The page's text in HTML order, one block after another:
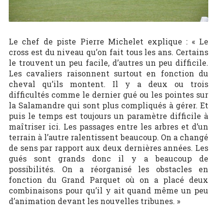
Le chef de piste Pierre Michelet explique : « Le
cross est du niveau qu’on fait tous les ans. Certains
le trouvent un peu facile, d’autres un peu difficile.
Les cavaliers raisonnent surtout en fonction du
cheval qu’ils montent. Il y a deux ou trois
difficultés comme le dernier gué ou les pointes sur
la Salamandre qui sont plus compliqués à gérer. Et
puis le temps est toujours un paramètre difficile à
maîtriser ici. Les passages entre les arbres et d’un
terrain à l’autre ralentissent beaucoup. On a changé
de sens par rapport aux deux dernières années. Les
gués sont grands donc il y a beaucoup de
possibilités. On a réorganisé les obstacles en
fonction du Grand Parquet où on a placé deux
combinaisons pour qu’il y ait quand même un peu
d’animation devant les nouvelles tribunes. »